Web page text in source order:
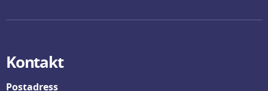
Kontakt
Postadress